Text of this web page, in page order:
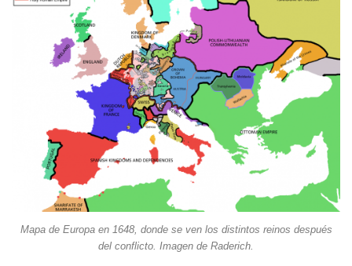
Mapa de Europa en 1648, donde se ven los distintos reinos después
del conflicto. Imagen de Raderich.